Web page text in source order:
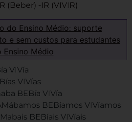
(Beber) -IR (VIVIR)
do Ensino Médio: suporte
e sem custos para estudantes
Ensino Médio
VIVía
VIVías
BEBía VIVía
BEBíamos VIVíamos
BEBíais VIVíais